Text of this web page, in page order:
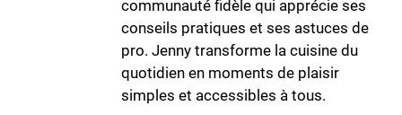
communauté fidèle qui apprécie ses
conseils pratiques et ses astuces de
pro. Jenny transforme la cuisine du
quotidien en moments de plaisir
simples et accessibles à tous.